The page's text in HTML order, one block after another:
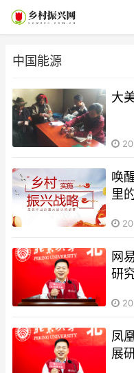
中国能源
大
唤
里
网
研
凤
展